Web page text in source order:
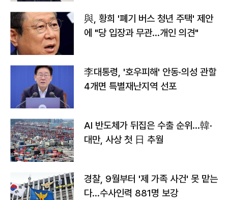
與, 황희 '폐기 버스 청년 주택' 제안
에 "당 입장과 무관…개인 의견"
李대통령, '호우피해' 안동·의성 관할
4개면 특별재난지역 선포
AI 반도체가 뒤집은 수출 순위…韓·
대만, 사상 첫 日 추월
경찰, 9월부터 '제 가족 사건' 못 맡는
다…수사인력 881명 보강